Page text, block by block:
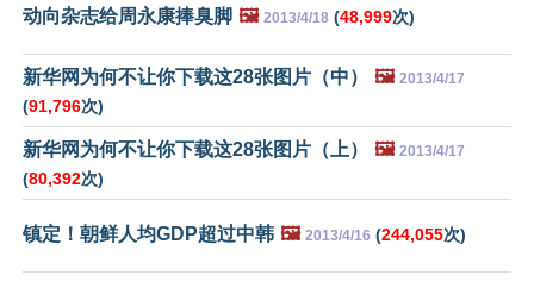
动向杂志给周永康捧臭脚 🖼️ 2013/4/18 (48,999次)
新华网为何不让你下载这28张图片（中） 🖼️ 2013/4/17
(91,796次)
新华网为何不让你下载这28张图片（上） 🖼️ 2013/4/17
(80,392次)
镇定！朝鲜人均GDP超过中韩 🖼️ 2013/4/16 (244,055次)